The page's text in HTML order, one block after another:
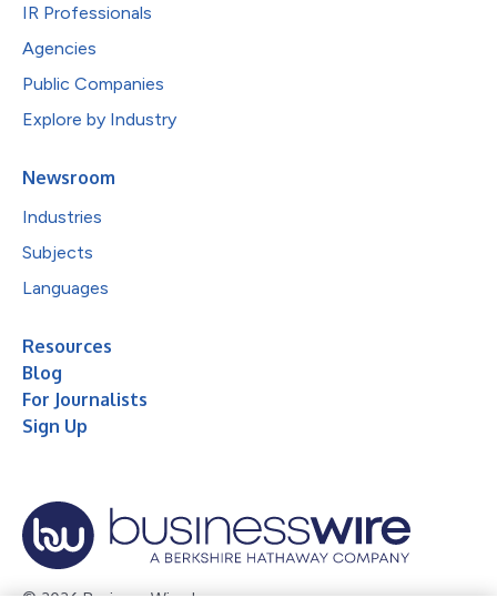
IR Professionals
Agencies
Public Companies
Explore by Industry
Newsroom
Industries
Subjects
Languages
Resources
Blog
For Journalists
Sign Up
© 2026 Business Wire, Inc.